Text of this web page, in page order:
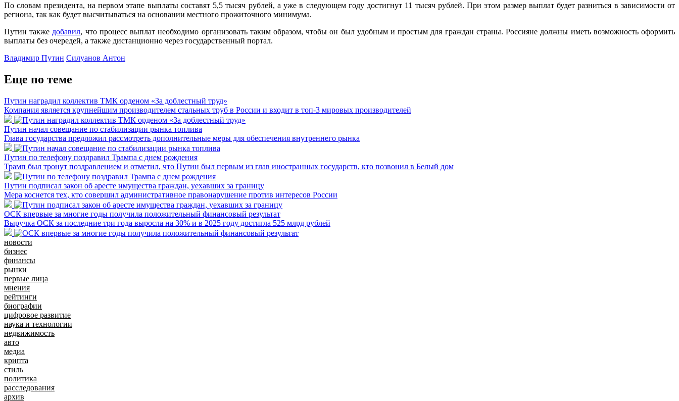
По словам президента, на первом этапе выплаты составят 5,5 тысяч рублей, а уже в следующем году достигнут 11 тысяч рублей. При этом размер выплат будет разниться в зависимости от
региона, так как будет высчитываться на основании местного прожиточного минимума.
Путин также добавил, что процесс выплат необходимо организовать таким образом, чтобы он был удобным и простым для граждан страны. Россияне должны иметь возможность оформить
выплаты без очередей, а также дистанционно через государственный портал.
Владимир Путин Силуанов Антон
Еще по теме
Путин наградил коллектив ТМК орденом «За доблестный труд»
Компания является крупнейшим производителем стальных труб в России и входит в топ-3 мировых производителей
Путин начал совещание по стабилизации рынка топлива
Глава государства предложил рассмотреть дополнительные меры для обеспечения внутреннего рынка
Путин по телефону поздравил Трампа с днем рождения
Трамп был тронут поздравлением и отметил, что Путин был первым из глав иностранных государств, кто позвонил в Белый дом
Путин подписал закон об аресте имущества граждан, уехавших за границу
Мера коснется тех, кто совершил административное правонарушение против интересов России
ОСК впервые за многие годы получила положительный финансовый результат
Выручка ОСК за последние три года выросла на 30% и в 2025 году достигла 525 млрд рублей
новости
бизнес
финансы
рынки
первые лица
мнения
рейтинги
биографии
цифровое развитие
наука и технологии
недвижимость
авто
медиа
крипта
стиль
политика
расследования
архив